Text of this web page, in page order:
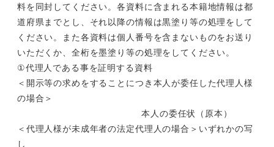
料を同封してください。各資料に含まれる本籍地情報は都
道府県までとし、それ以降の情報は黒塗り等の処理をして
ください。また各資料は個人番号を含まないものをお送り
いただくか、全桁を墨塗り等の処理をしてください。
①代理人である事を証明する資料
＜開示等の求めをすることにつき本人が委任した代理人様
の場合＞
本人の委任状（原本）
＜代理人様が未成年者の法定代理人の場合＞いずれかの写
し